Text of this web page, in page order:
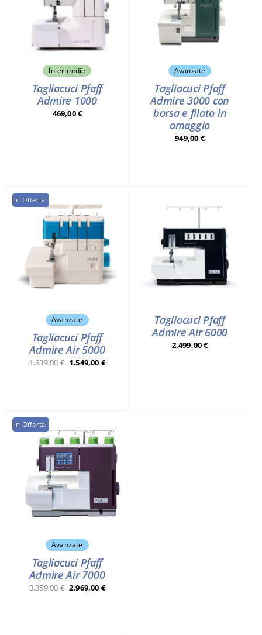
Intermedie
Tagliacuci Pfaff
Admire 1000
469,00€
Avanzate
Tagliacuci Pfaff
Admire 3000 con
borsa e filato in
omaggio
949,00 €
In Offerta!
Avanzate
Tagliacuci Pfaff
Admire Air 5000
1.639,00€ Il
1.549,00 €Il
Tagliacuci Pfaff
Admire Air 6000
2.499,00€
In Offerta!
Avanzate
Tagliacuci Pfaff
Admire Air 7000
3.359,00€ Il
2.969,00 €Il